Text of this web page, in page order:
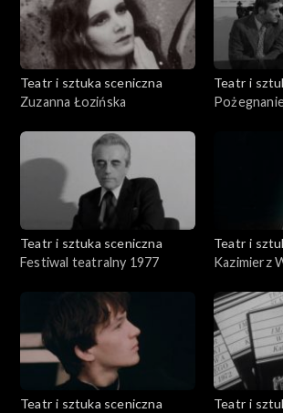
Teatr i sztuka sceniczna
Zuzanna Łozińska
Teatr i
Teatr i sztuka sceniczna
Festiwal teatralny 1977
Teatr i
Kazimierz
Teatr i sztuka sceniczna
Teatr i